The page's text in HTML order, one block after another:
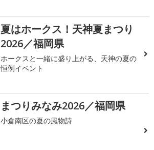
夏はホークス！天神夏まつり
2026／福岡県
ホークスと一緒に盛り上がる、天神の夏の
恒例イベント
まつりみなみ2026／福岡県
小倉南区の夏の風物詩